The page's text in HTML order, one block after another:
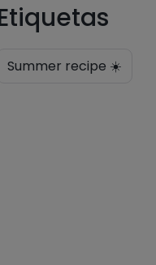
Summer recipe ☀️